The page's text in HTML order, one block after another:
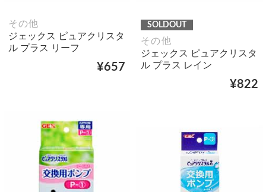
その他
ジェックス ピュアクリスタ
ル プラス リーフ
¥657
SOLDOUT
その他
ジェックス ピュアクリスタ
ル プラス レイン
¥822